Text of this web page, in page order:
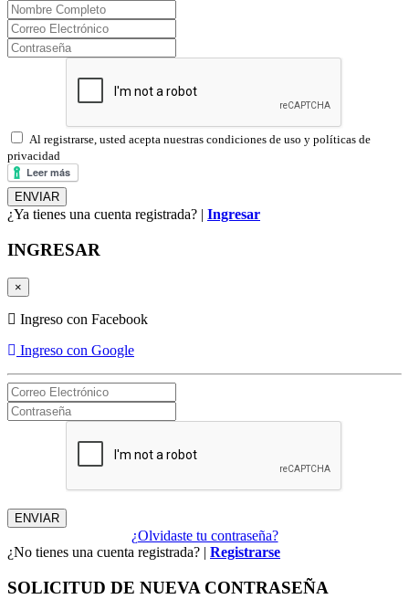
Al registrarse, usted acepta nuestras condiciones de uso y políticas de
privacidad
¿Ya tienes una cuenta registrada? | Ingresar
INGRESAR
×
Ingreso con Facebook
Ingreso con Google
¿Olvidaste tu contraseña?
¿No tienes una cuenta registrada? | Registrarse
SOLICITUD DE NUEVA CONTRASEÑA